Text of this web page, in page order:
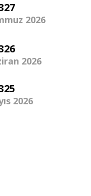
2026
2026
2026